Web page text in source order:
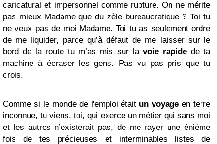
caricatural et impersonnel comme rupture. On ne mérite
pas mieux Madame que du zèle bureaucratique ? Toi tu
ne veux pas de moi Madame. Toi tu as seulement ordre
de me liquider, parce qu’à défaut de me laisser sur le
bord de la route tu m’as mis sur la voie rapidede ta
machine à écraser les gens. Pas vu pas pris que tu
crois.
Comme si le monde de l'emploi était un voyage en terre
inconnue, tu viens, toi, qui exerce un métier qui sans moi
et les autres n’existerait pas, de me rayer une énième
fois de tes précieuses et interminables listes de